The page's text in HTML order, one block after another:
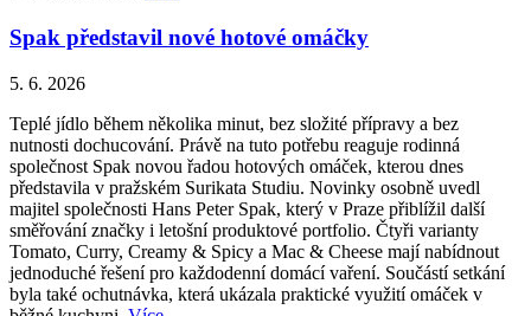
Spak představil nové hotové omáčky
5. 6. 2026
Teplé jídlo během několika minut, bez složité přípravy a bez
nutnosti dochucování. Právě na tuto potřebu reaguje rodinná
společnost Spak novou řadou hotových omáček, kterou dnes
představila v pražském Surikata Studiu. Novinky osobně uvedl
majitel společnosti Hans Peter Spak, který v Praze přiblížil další
směřování značky i letošní produktové portfolio. Čtyři varianty
Tomato, Curry, Creamy & Spicy a Mac & Cheese mají nabídnout
jednoduché řešení pro každodenní domácí vaření. Součástí setkání
byla také ochutnávka, která ukázala praktické využití omáček v